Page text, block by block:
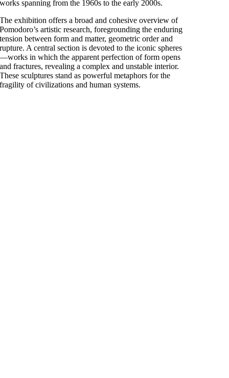
works spanning from the 1960s to the early 2000s.
The exhibition offers a broad and cohesive overview of
Pomodoro’s artistic research, foregrounding the enduring
tension between form and matter, geometric order and
rupture. A central section is devoted to the iconic spheres
—works in which the apparent perfection of form opens
and fractures, revealing a complex and unstable interior.
These sculptures stand as powerful metaphors for the
fragility of civilizations and human systems.